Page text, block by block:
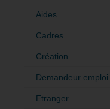
Aides
Cadres
Création
Demandeur emploi
Etranger